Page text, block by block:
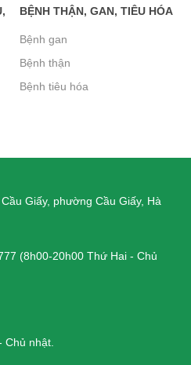
Quy Gullon Chip Choco không
Gullon Digestive 400g -
Gullon Maria 400g - Cho
BỆNH THẬN, GAN, TIÊU HÓA
Bệnh gan
Bệnh thận
Bệnh tiêu hóa
Giấy, phường Cầu Giấy, Hà
(8h00-20h00 Thứ Hai - Chủ
nhật.